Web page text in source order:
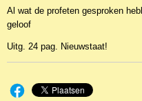
EAN code
9789076973340
Al wat de profeten gesproken
geloof
Uitg. 24 pag. Nieuwstaat!